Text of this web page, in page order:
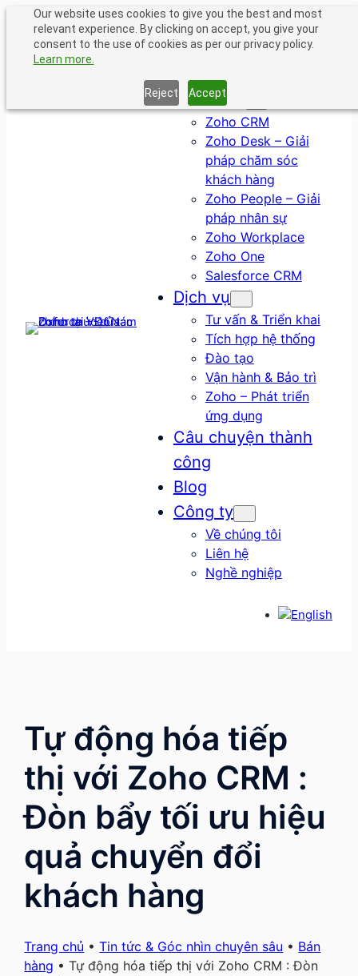
Our website uses cookies to give you the best and most
relevant experience. By clicking on accept, you give your
consent to the use of cookies as per our privacy policy.
Learn more.
Reject Accept
Chuyển
phần
Giải pháp
Zoho CRM
Zoho Desk – Giải
pháp chăm sóc
khách hàng
Zoho People – Giải
pháp nhân sự
Zoho Workplace
Zoho One
Salesforce CRM
Dịch vụ
Tư vấn & Triển khai
Tích hợp hệ thống
Đào tạo
Vận hành & Bảo trì
Zoho – Phát triển
ứng dụng
Câu chuyện thành
công
Blog
Công ty
Về chúng tôi
Liên hệ
Nghề nghiệp
Tự động hóa tiếp
thị với Zoho CRM :
Đòn bẩy tối ưu hiệu
quả chuyển đổi
khách hàng
Trang chủ •Tin tức & Góc nhìn chuyên sâu • Bán
hàng •Tự động hóa tiếp thị với Zoho CRM : Đòn